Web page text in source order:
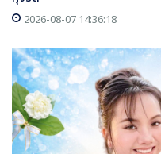
2026-08-07 14:36:18